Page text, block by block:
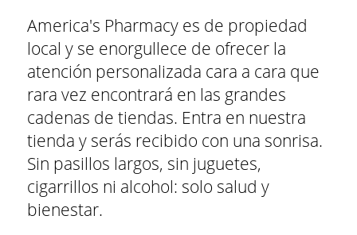
America's Pharmacy es de propiedad
local y se enorgullece de ofrecer la
atención personalizada cara a cara que
rara vez encontrará en las grandes
cadenas de tiendas. Entra en nuestra
tienda y serás recibido con una sonrisa.
Sin pasillos largos, sin juguetes,
cigarrillos ni alcohol: solo salud y
bienestar.